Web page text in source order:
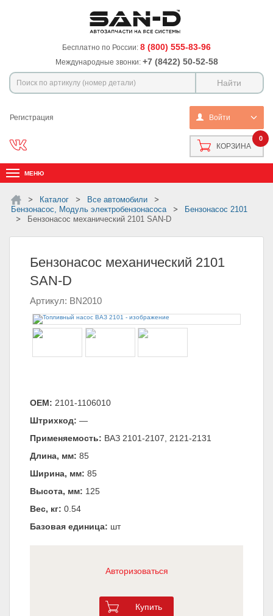
Бесплатно по России: 8 (800) 555-83-96
Международные звонки: +7 (8422) 50-52-58
Регистрация Войти
0
КОРЗИНА
МЕНЮ
Каталог
Все автомобили
Бензонасос, Модуль электробензонасоса
Бензонасос 2101
Бензонасос механический 2101 SAN-D
Бензонасос механический 2101
SAN-D
Артикул: BN2010
ОЕМ: 2101-1106010
Штрихкод: —
Применяемость: ВАЗ 2101-2107, 2121-2131
Длина, мм: 85
Ширина, мм: 85
Высота, мм: 125
Вес, кг: 0.54
Базовая единица: шт
Авторизоваться
Купить